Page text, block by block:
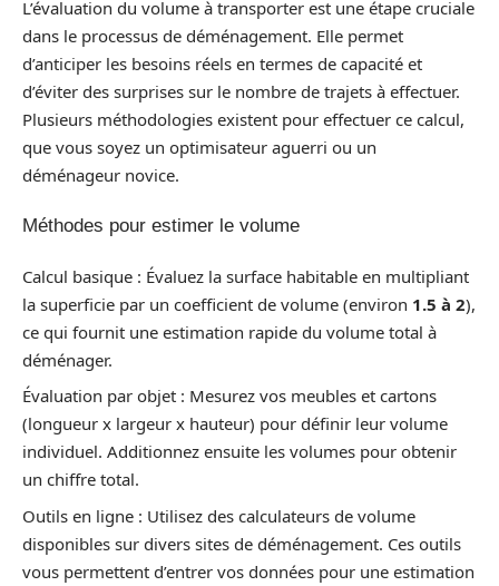
L’évaluation du volume à transporter est une étape cruciale
dans le processus de déménagement. Elle permet
d’anticiper les besoins réels en termes de capacité et
d’éviter des surprises sur le nombre de trajets à effectuer.
Plusieurs méthodologies existent pour effectuer ce calcul,
que vous soyez un optimisateur aguerri ou un
déménageur novice.
Méthodes pour estimer le volume
Calcul basique : Évaluez la surface habitable en multipliant
la superficie par un coefficient de volume (environ 1.5 à 2),
ce qui fournit une estimation rapide du volume total à
déménager.
Évaluation par objet : Mesurez vos meubles et cartons
(longueur x largeur x hauteur) pour définir leur volume
individuel. Additionnez ensuite les volumes pour obtenir
un chiffre total.
Outils en ligne : Utilisez des calculateurs de volume
disponibles sur divers sites de déménagement. Ces outils
vous permettent d’entrer vos données pour une estimation